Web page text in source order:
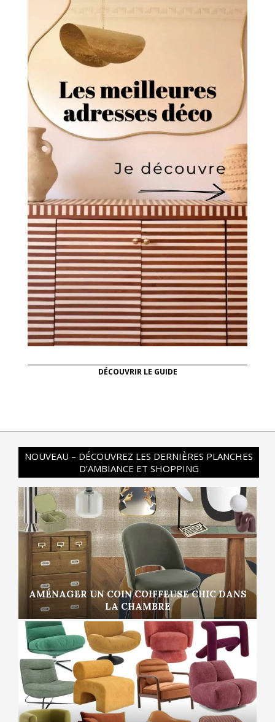
DÉCOUVRIR LE GUIDE
NOUVEAU – DÉCOUVREZ LES DERNIÈRES PLANCHES
D’AMBIANCE ET SHOPPING
AMÉNAGER UN COIN COIFFEUSE CHIC DANS
LA CHAMBRE